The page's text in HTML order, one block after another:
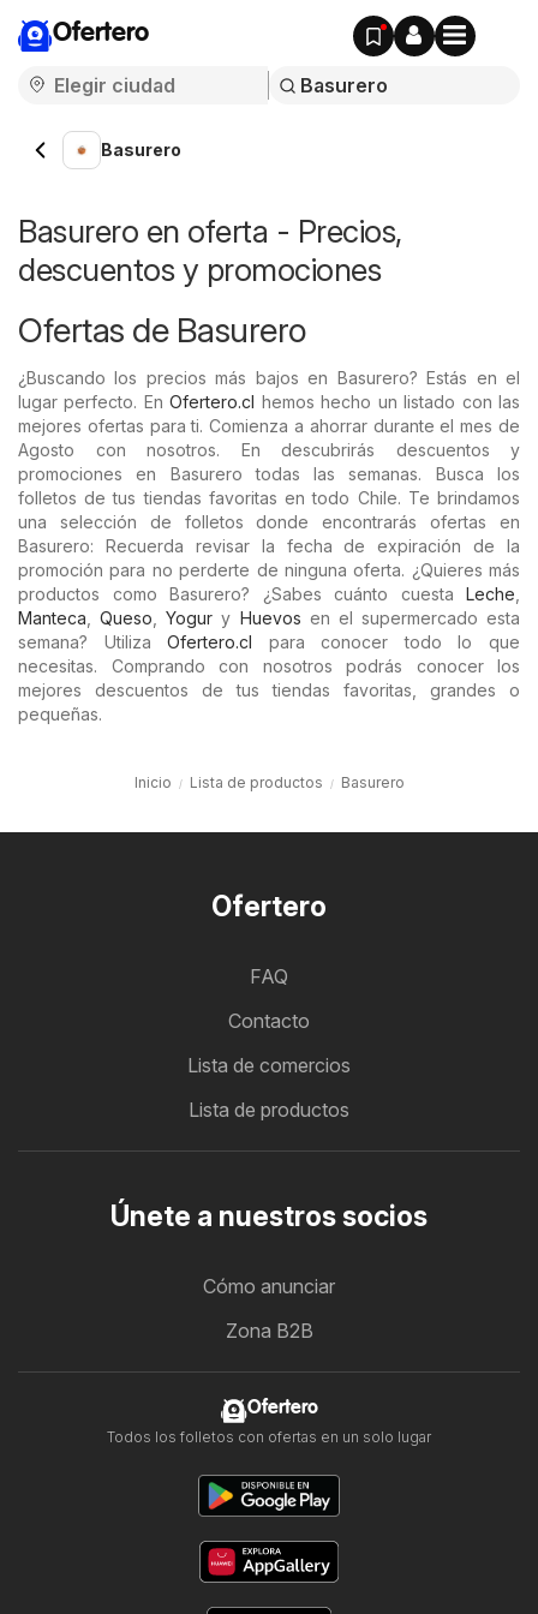
Ofertero
Basurero
Basurero en oferta - Precios,
descuentos y promociones
Ofertas de Basurero
¿Buscando los precios más bajos en Basurero? Estás en el
lugar perfecto. EnOfertero.cl hemos hecho un listado con las
mejores ofertas para ti. Comienza a ahorrar durante el mes de
Agosto con nosotros. En descubrirás descuentos y
promociones en Basurero todas las semanas. Busca los
folletos de tus tiendas favoritas en todo Chile. Te brindamos
una selección de folletos donde encontrarás ofertas en
Basurero: Recuerda revisar la fecha de expiración de la
promoción para no perderte de ninguna oferta. ¿Quieres más
productos como Basurero? ¿Sabes cuánto cuesta Leche
Manteca ,Queso ,Yogur y Huevos en el supermercado esta
semana? UtilizaOfertero.cl para conocer todo lo que
necesitas. Comprando con nosotros podrás conocer los
mejores descuentos de tus tiendas favoritas, grandes o
pequeñas.
Inicio Lista de productos Basurero
Ofertero
FAQ
Contacto
Lista de comercios
Lista de productos
Únete a nuestros socios
Cómo anunciar
Zona B2B
Ofertero
Todos los folletos con ofertas en un solo lugar